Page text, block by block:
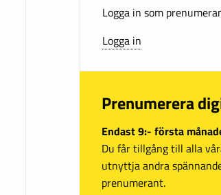
Logga in som
Logga in
Prenumerera
Endast 9:- första
Du får tillgång till alla
utnyttja andra
prenumerant.